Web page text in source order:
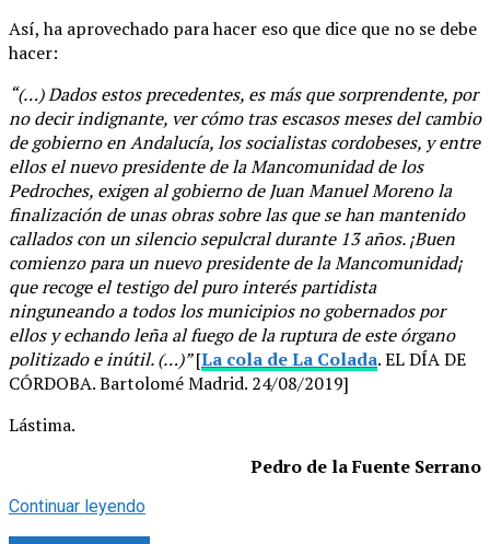
Así, ha aprovechado para hacer eso que dice que no se debe
hacer:
“(…) Dados estos precedentes, es más que sorprendente, por
no decir indignante, ver cómo tras escasos meses del cambio
de gobierno en Andalucía, los socialistas cordobeses, y entre
ellos el nuevo presidente de la Mancomunidad de los
Pedroches, exigen al gobierno de Juan Manuel Moreno la
finalización de unas obras sobre las que se han mantenido
callados con un silencio sepulcral durante 13 años. ¡Buen
comienzo para un nuevo presidente de la Mancomunidad¡
que recoge el testigo del puro interés partidista
ninguneando a todos los municipios no gobernados por
ellos y echando leña al fuego de la ruptura de este órgano
politizado e inútil. (…)”[La cola de La Colada. EL DÍA DE
CÓRDOBA. Bartolomé Madrid. 24/08/2019]
Lástima.
Pedro de la Fuente Serrano
Continuar leyendo